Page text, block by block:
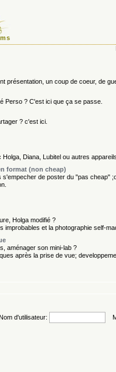
présentation, un coup de coeur, de
Perso ? C'est ici que ça se passe.
? c'est ici.
Diana, Lubitel ou autres
format (non cheap)
s'empecher de poster du "pas cheap"
Holga modifié ?
improbables et la photographie self-
aménager son mini-lab ?
après la prise de vue;
d'utilisateur: